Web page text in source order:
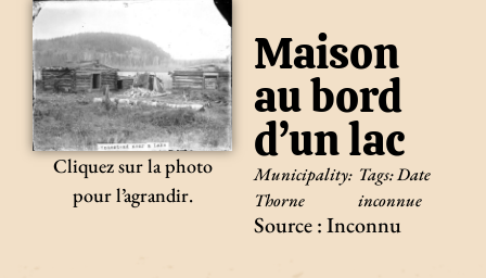
Cliquez sur la photo
pour l’agrandir.
Maison
au bord
d’un lac
Municipality:
Thorne
Tags:Date
inconnue
Source : Inconnu